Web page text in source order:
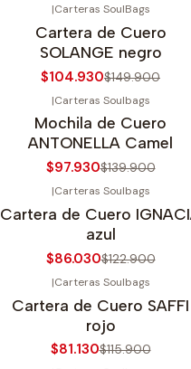
|Carteras SoulBags
Cartera de Cuero
SOLANGE negro
$104.930$149.900
|Carteras Soulbags
Mochila de Cuero
ANTONELLA Camel
$97.930$139.900
Agotado
|Carteras Soulbags
Cartera de Cuero
azul
$86.030$122.900
Agotado
|Carteras Soulbags
Cartera de Cuero SAFFI
rojo
$81.130$115.900